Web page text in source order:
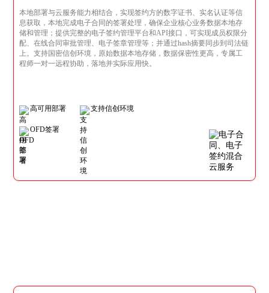
本地部署与云服务能力相结合，实现签约方的数字证书、实名认证等信
息获取，本地完成电子合同的签署处理，确保企业核心业务数据本地存
储和管理；提供完整的电子签约管理平台和API接口，可实现成员权限分
配、在线合同审批管理、电子签章管理等；并通过hash摘要同步到司法链
上。支持国密信创环境，原始数据本地存储，数据保密性更高，专属工
程师一对一远程协助，落地并实际应用快。
高可用部署 支持信创环境
OFD签署